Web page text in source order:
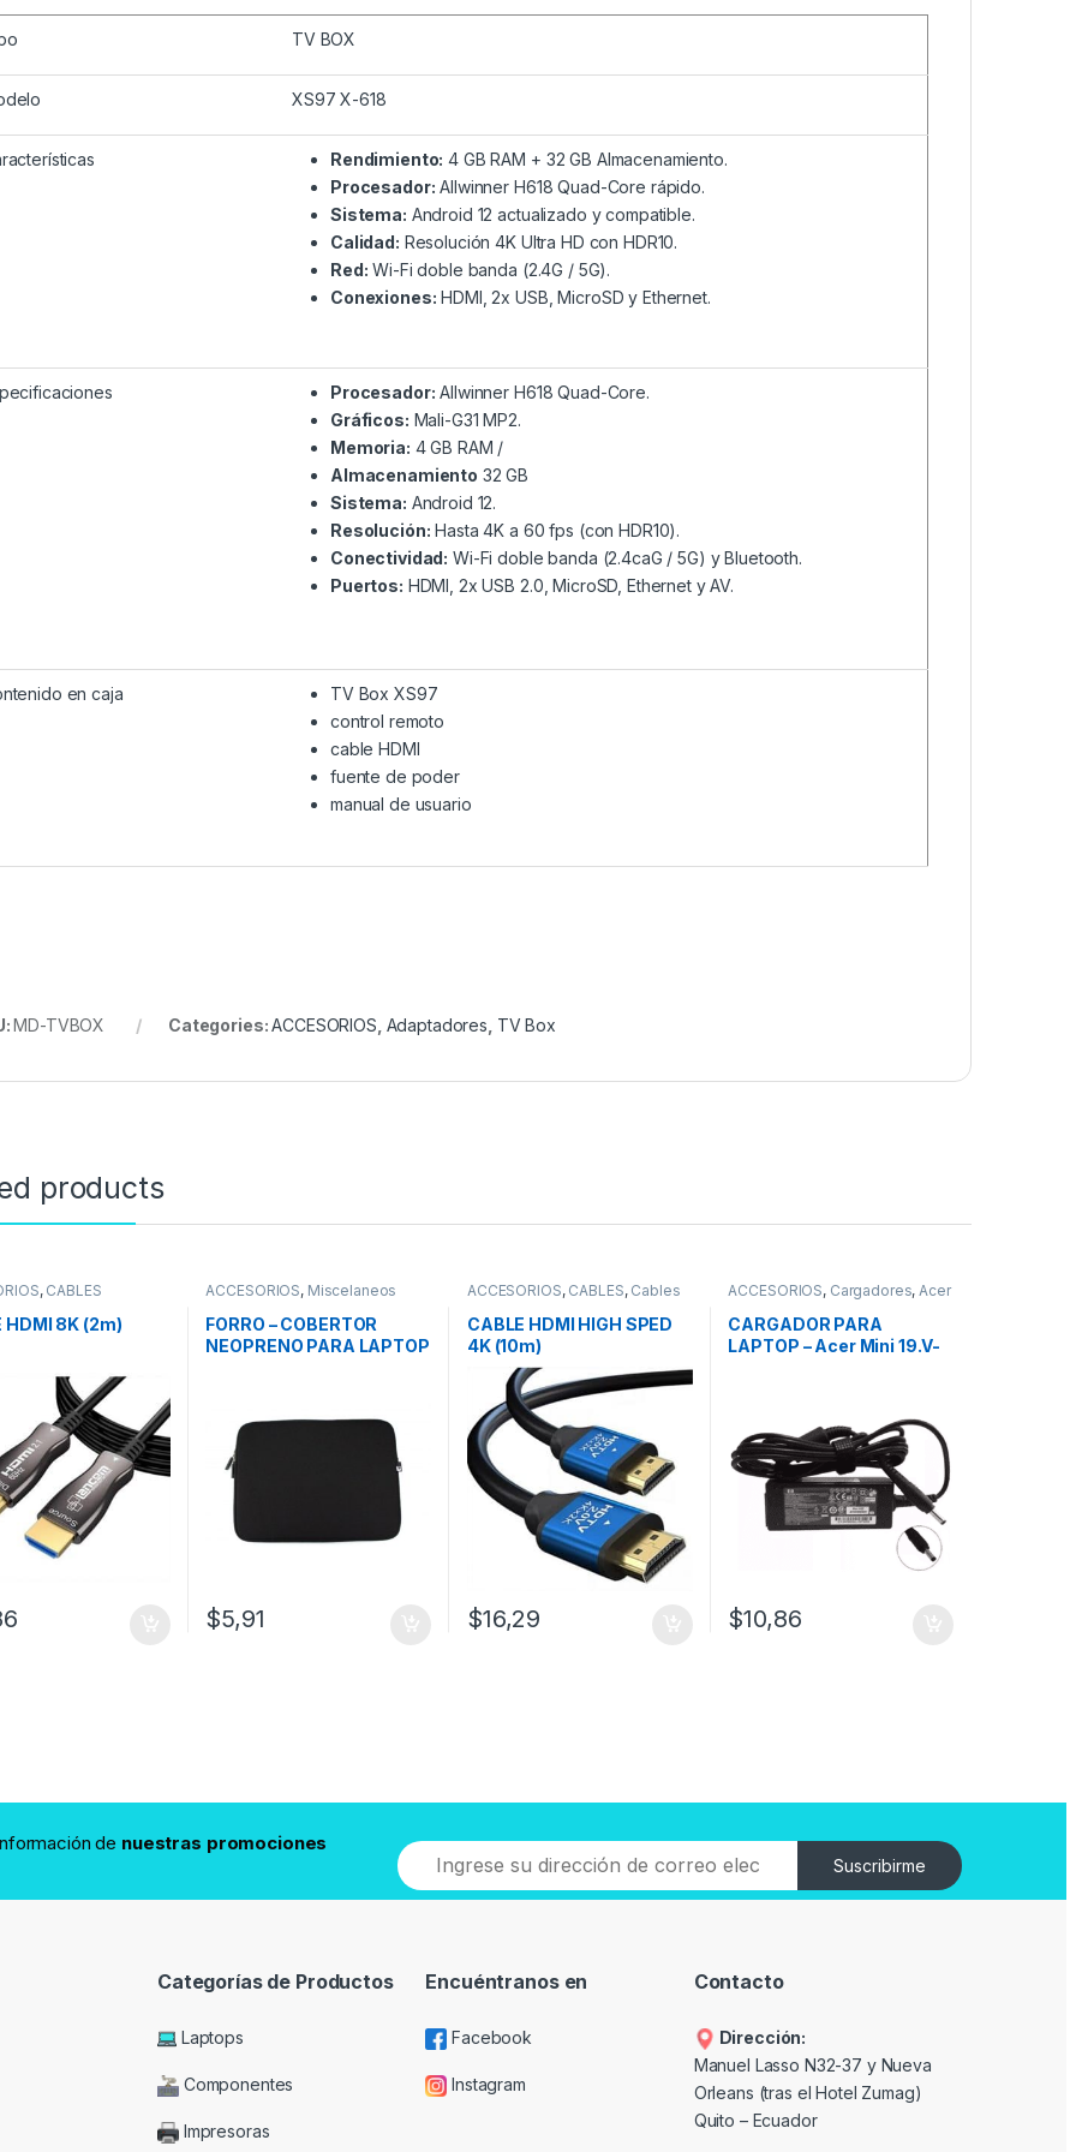
TV BOX
XS97 X-618
Rendimiento: 4 GB RAM + 32 GB Almacenamiento.
Procesador: Allwinner H618 Quad-Core rápido.
Sistema: Android 12 actualizado y compatible.
Calidad: Resolución 4K Ultra HD con HDR10.
Red: Wi-Fi doble banda (2.4G / 5G).
Conexiones: HDMI, 2x USB, MicroSD y Ethernet.
Procesador: Allwinner H618 Quad-Core.
Gráficos: Mali-G31 MP2.
Memoria: 4 GB RAM /
Almacenamiento 32 GB
Sistema: Android 12.
Resolución: Hasta 4K a 60 fps (con HDR10).
Conectividad: Wi-Fi doble banda (2.4caG / 5G) y Bluetooth.
Puertos: HDMI, 2x USB 2.0, MicroSD, Ethernet y AV.
en caja
TV Box XS97
control remoto
cable HDMI
fuente de poder
manual de usuario
MD-TVBOX Categories:ACCESORIOS Adaptadores TV Box
products
, CABLES
HDMI 8K (2m)
ACCESORIOS, Miscelaneos
FORRO – COBERTOR
NEOPRENO PARA LAPTOP
$5,91
ACCESORIOS, CABLES, Cables
CABLE HDMI HIGH SPED
4K (10m)
$16,29
ACCESORIOS, Cargadores,Acer
CARGADOR PARA
LAPTOP – Acer Mini 19.V-
$10,86
de nuestras promociones
Suscribirme
Categorías de Productos
Laptops
Componentes
Impresoras
Encuéntranos en
Facebook
Instagram
Contacto
Dirección:
Manuel Lasso N32-37 y Nueva
Orleans (tras el Hotel Zumag)
Quito – Ecuador